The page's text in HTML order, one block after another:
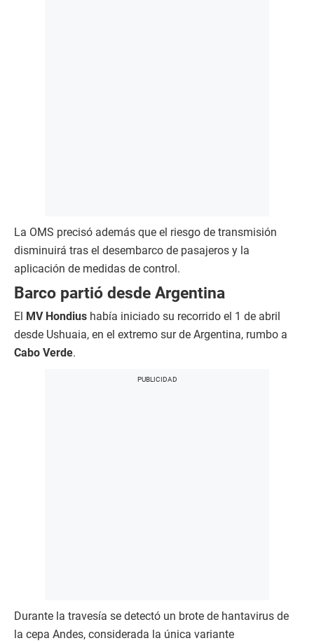
La OMS precisó además que el riesgo de transmisión
disminuirá tras el desembarco de pasajeros y la
aplicación de medidas de control.
Barco partió desde Argentina
El MV Hondius había iniciado su recorrido el 1 de abril
desde Ushuaia, en el extremo sur de Argentina, rumbo a
Cabo Verde.
Durante la travesía se detectó un brote de hantavirus de
la cepa Andes, considerada la única variante